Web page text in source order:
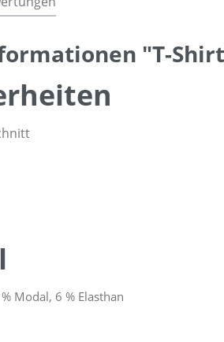
"T-
Modal, 6 % Elasthan